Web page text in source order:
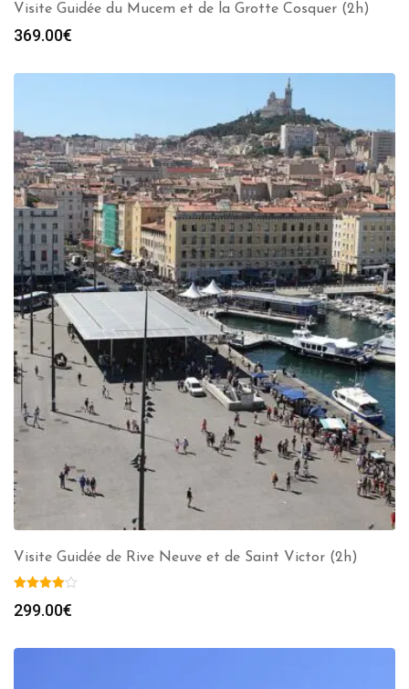
Visite Guidée du Mucem et de la Grotte Cosquer (2h)
369.00€
Visite Guidée de Rive Neuve et de Saint Victor (2h)
299.00€